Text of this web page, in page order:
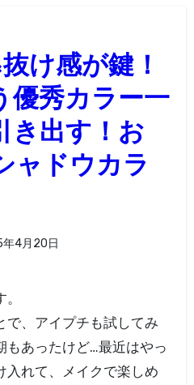
け感が鍵！
優秀カラー一
き出す！お
ャドウカラ
4月20日
で、アイプチも試してみ
もあったけど…最近はやっ
入れて、メイクで楽しめ